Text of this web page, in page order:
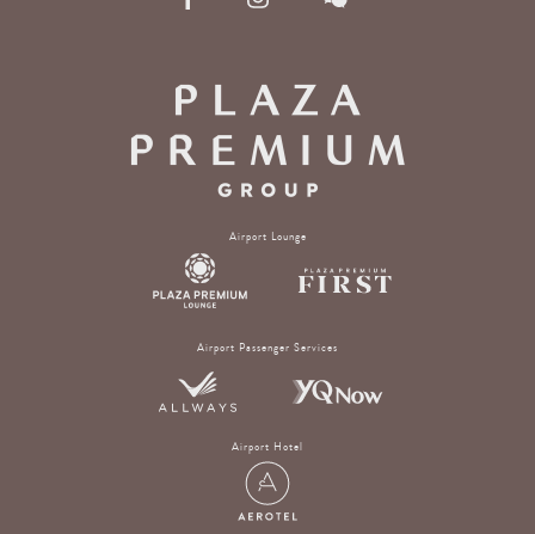
Airport Lounge
Airport Passenger Services
Airport Hotel